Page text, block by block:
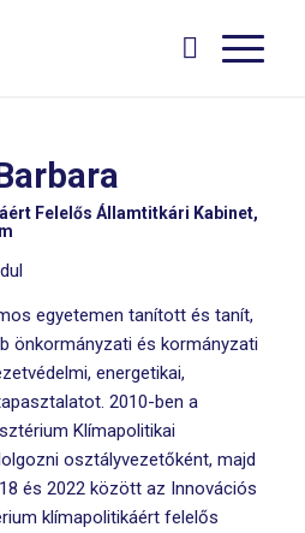
Felelős Államtitkári Kabinet,
egyetemen tanított és tanít,
önkormányzati és kormányzati
energetikai,
2010-ben a
Klímapolitikai
osztályvezetőként, majd
és 2022 között az Innovációs
klímapolitikáért felelős